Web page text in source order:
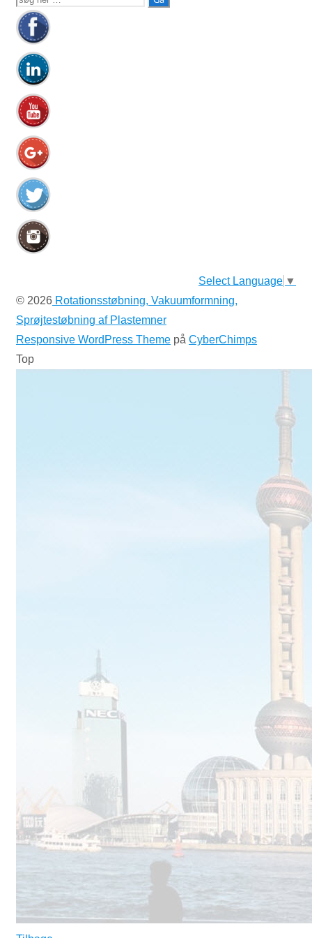
efter:
Select Language ▼
© 2026 Rotationsstøbning, Vakuumformning,
Sprøjtestøbning af Plastemner
Responsive WordPress Theme på CyberChimps
Top